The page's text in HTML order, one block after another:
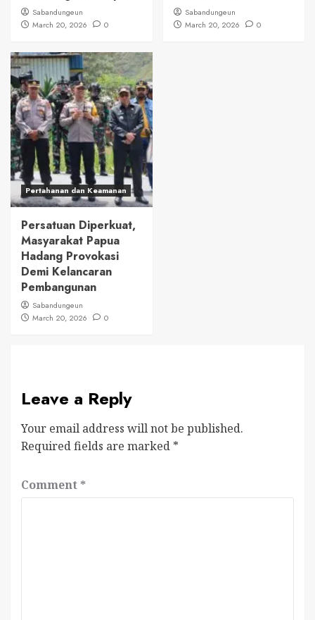
Sabandungeun
March 20, 2026
0
Sabandungeun
March 20, 2026
0
Pertahanan dan Keamanan
Persatuan Diperkuat,
Masyarakat Papua
Hadang Provokasi
Demi Kelancaran
Pembangunan
Sabandungeun
March 20, 2026
0
Leave a Reply
Your email address will not be published.
Required fields are marked *
Comment *